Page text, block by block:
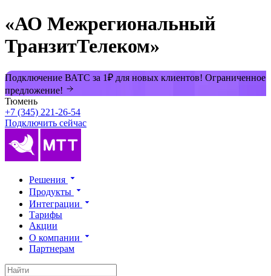
«АО Межрегиональный
ТранзитТелеком»
Подключение ВАТС за 1₽ для новых клиентов! Ограниченное
предложение!
Тюмень
+7 (345) 221-26-54
Подключить сейчас
Решения
Продукты
Интеграции
Тарифы
Акции
О компании
Партнерам